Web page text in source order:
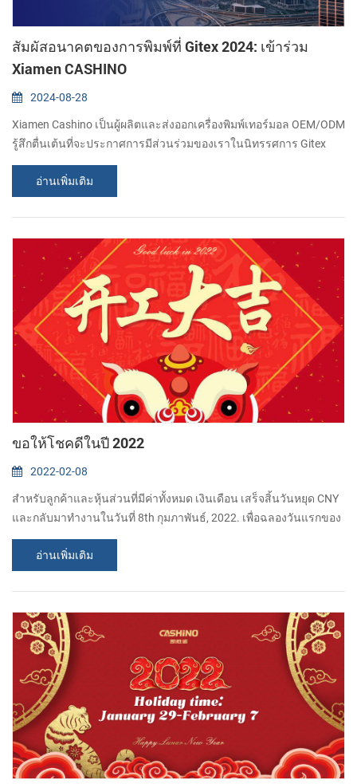
สัมผัสอนาคตของการพิมพ์ที่ Gitex 2024: เข้าร่วม
Xiamen CASHINO
2024-08-28
Xiamen Cashino เป็นผู้ผลิตและส่งออกเครื่องพิมพ์เทอร์มอล OEM/ODM
รู้สึกตื่นเต้นที่จะประกาศการมีส่วนร่วมของเราในนิทรรศการ Gitex
2024 อันทรงเกียรติในดูไบ ในฐานะผู้ผลิตที่ได้รับความนิยมใน
อุตสาหกรรมการพิมพ์ เราขอเชิญชวนลูกค้าผู้มีอุปการะคุณและผู้
เชี่ยวชาญในอุตสาหกรรมมาร่วมกับเราในงานสุดพิเศษนี้ Gitex หนึ่งใน
นิทรรศการเทคโนโลยีที่ใหญ่ที่สุดในโลก ทำหน้าที่เป็นเวทีสำหรับ
บริษัทต่างๆ ในการนำเสนอนวัตกรรมล่าสุ...
อ่านเพิ่มเติม
ขอให้โชคดีในปี 2022
2022-02-08
สำหรับลูกค้าและหุ้นส่วนที่มีค่าทั้งหมด เงินเดือน เสร็จสิ้นวันหยุด CNY
และกลับมาทำงานในวันที่ 8th กุมภาพันธ์, 2022. เพื่อฉลองวันแรกของ
การทำงาน ของเรา บริษัท ให้ซองจดหมายสีแดงเป็น ของที่
พนักงาน.คุณธรรมเป็นโชคดี ขอบคุณสำหรับการสนับสนุนและความ
ร่วมมือที่ดีของคุณในขณะที่...
อ่านเพิ่มเติม